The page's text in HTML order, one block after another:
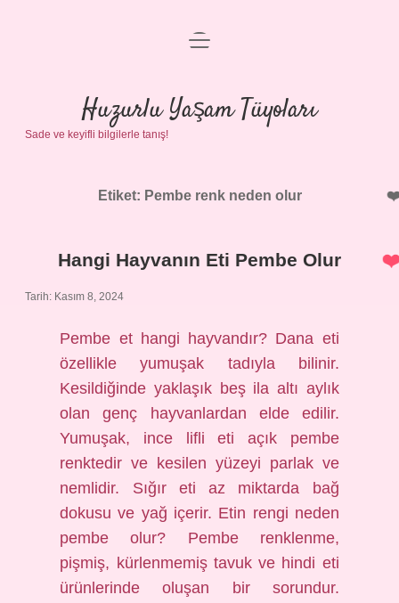
Anasayfa
Gizlilik Politikası
Yasal Uyarı
menüyü
Huzurlu Yaşam Tüyoları
Sade ve keyifli bilgilerle tanış!
Etiket: Pembe renk neden olur
Hangi Hayvanın Eti Pembe Olur
Tarih: Kasım 8, 2024
Pembe et hangi hayvandır? Dana eti
özellikle yumuşak tadıyla bilinir.
Kesildiğinde yaklaşık beş ila altı aylık
olan genç hayvanlardan elde edilir.
Yumuşak, ince lifli eti açık pembe
renktedir ve kesilen yüzeyi parlak ve
nemlidir. Sığır eti az miktarda bağ
dokusu ve yağ içerir. Etin rengi neden
pembe olur? Pembe renklenme,
pişmiş, kürlenmemiş tavuk ve hindi eti
ürünlerinde oluşan bir sorundur.